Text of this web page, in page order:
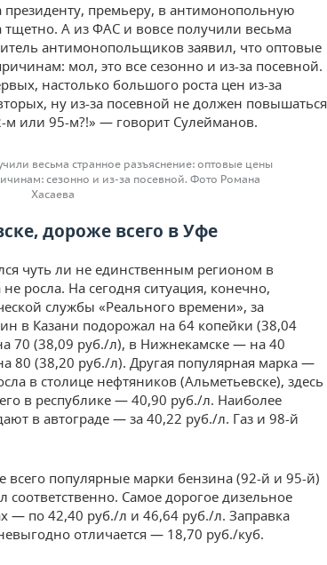
президенту, премьеру, в антимонопольную
А из ФАС и вовсе получили весьма
антимонопольщиков заявил, что оптовые
мол, это все сезонно и из-за посевной.
настолько большого роста цен из-за
ну из-за посевной не должен повышаться
м или 95-м?!» — говорит Сулейманов.
весьма странное разъяснение: оптовые цены
сезонно и из-за посевной. Фото Романа
Хасаева
дороже всего в Уфе
чуть ли не единственным регионом в
росла. На сегодня ситуация, конечно,
службы «Реального времени», за
в Казани подорожал на 64 копейки (38,04
70 (38,09 руб./л), в Нижнекамске — на 40
80 (38,20 руб./л). Другая популярная марка —
в столице нефтяников (Альметьевске), здесь
в республике — 40,90 руб./л. Наиболее
в автограде — за 40,22 руб./л. Газ и 98-й
популярные марки бензина (92-й и 95-й)
Самое дорогое дизельное
— по 42,40 руб./л и 46,64 руб./л. Заправка
отличается — 18,70 руб./куб.